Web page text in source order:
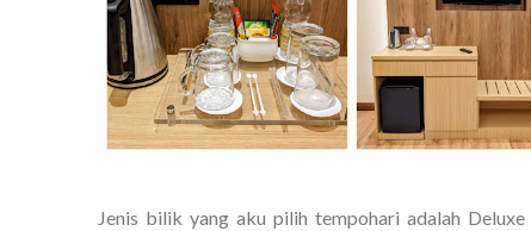
Jenis bilik yang aku pilih tempohari adalah